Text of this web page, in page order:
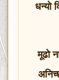
धन्यो
मूढो